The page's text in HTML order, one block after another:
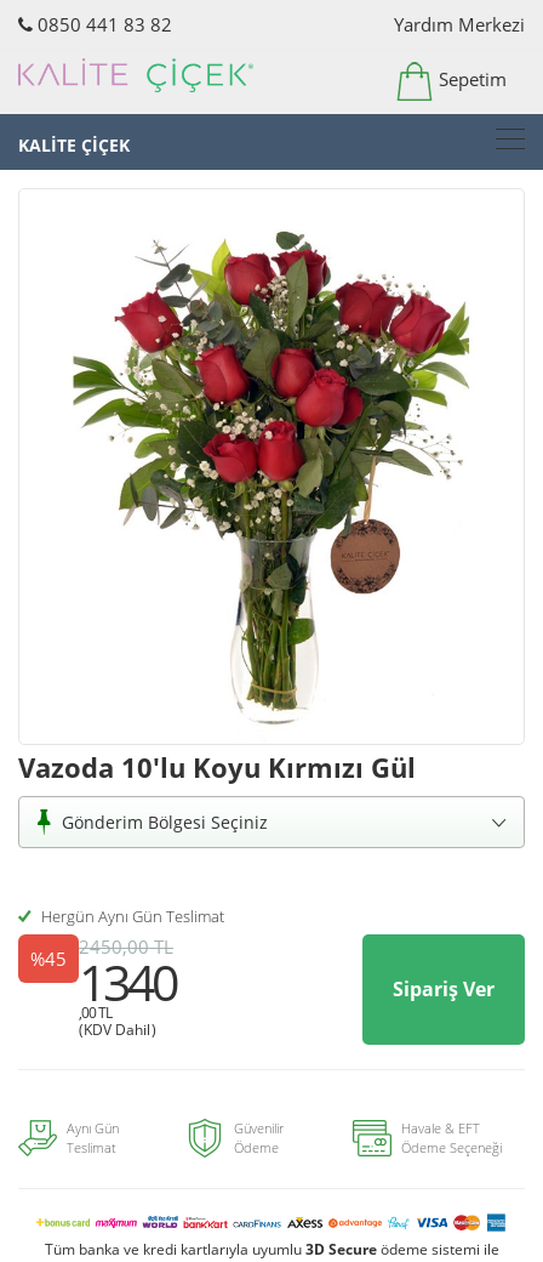
0850 441 83 82 Yardım Merkezi
Sepetim
KALİTE ÇİÇEK
Vazoda 10'lu Koyu Kırmızı Gül
Gönderim Bölgesi Seçiniz
Hergün Aynı Gün Teslimat
%45 2450,00 TL
1340
,00 TL
(KDV Dahil)
Sipariş Ver
Aynı Gün
Teslimat
Güvenilir
Ödeme
Havale & EFT
Ödeme Seçeneği
Tüm banka ve kredi kartlarıyla uyumlu3D Secureödeme sistemi ile